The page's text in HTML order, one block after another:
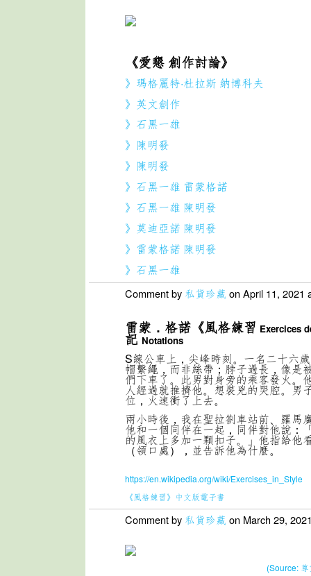
《愛懇 創作討論》
》瑪格麗特·杜拉斯 納博科夫
》英文創作
》石黑一雄
》陳明發
》陳明發
》石黑一雄 雷蒙格諾
》石黑一雄 陳明發
》莫迪亞諾 陳明發
》雷蒙格諾 陳明發
》石黑一雄
Comment by 私貨珍藏 on April 11, 2021
雷蒙．格諾《風格練習 Exercices
記 Notations
S線公車上，尖峰時刻。一名二十六
帽繫繩，而非絲帶；脖子過長，像是
們下車了。此男對身旁的乘客發火。
人經過就推擠他。想裝兇的哭腔。男
位，火速衝了上去。
兩小時後，我在聖拉劄車站前、羅馬
他和一個同伴在一起，同伴對他說：
的風衣上多加一顆扣子。」他指給他
（領口處），並告訴他為什麼。
https://en.wikipedia.org/wiki/Exercises_in_Style
《風格練習》中文版電子書
Comment by 私貨珍藏 on March 29,
(Source: